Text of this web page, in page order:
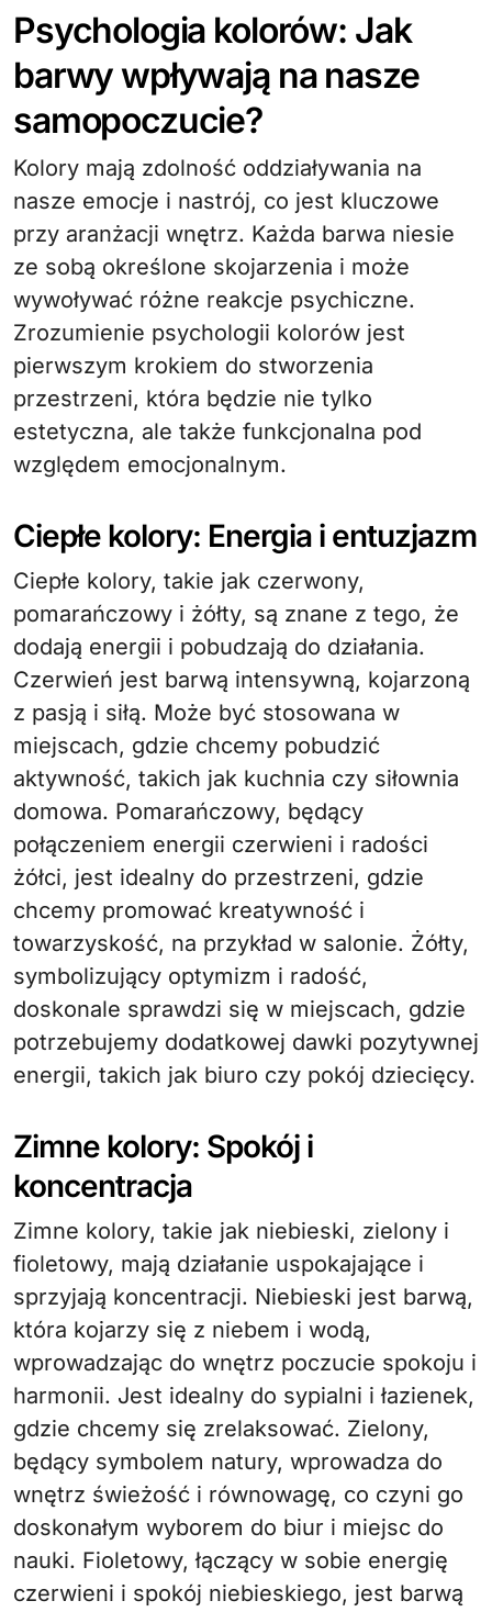
Psychologia kolorów: Jak
barwy wpływają na nasze
samopoczucie?
Kolory mają zdolność oddziaływania na
nasze emocje i nastrój, co jest kluczowe
przy aranżacji wnętrz. Każda barwa niesie
ze sobą określone skojarzenia i może
wywoływać różne reakcje psychiczne.
Zrozumienie psychologii kolorów jest
pierwszym krokiem do stworzenia
przestrzeni, która będzie nie tylko
estetyczna, ale także funkcjonalna pod
względem emocjonalnym.
Ciepłe kolory: Energia i entuzjazm
Ciepłe kolory, takie jak czerwony,
pomarańczowy i żółty, są znane z tego, że
dodają energii i pobudzają do działania.
Czerwień jest barwą intensywną, kojarzoną
z pasją i siłą. Może być stosowana w
miejscach, gdzie chcemy pobudzić
aktywność, takich jak kuchnia czy siłownia
domowa. Pomarańczowy, będący
połączeniem energii czerwieni i radości
żółci, jest idealny do przestrzeni, gdzie
chcemy promować kreatywność i
towarzyskość, na przykład w salonie. Żółty,
symbolizujący optymizm i radość,
doskonale sprawdzi się w miejscach, gdzie
potrzebujemy dodatkowej dawki pozytywnej
energii, takich jak biuro czy pokój dziecięcy.
Zimne kolory: Spokój i
koncentracja
Zimne kolory, takie jak niebieski, zielony i
fioletowy, mają działanie uspokajające i
sprzyjają koncentracji. Niebieski jest barwą,
która kojarzy się z niebem i wodą,
wprowadzając do wnętrz poczucie spokoju i
harmonii. Jest idealny do sypialni i łazienek,
gdzie chcemy się zrelaksować. Zielony,
będący symbolem natury, wprowadza do
wnętrz świeżość i równowagę, co czyni go
doskonałym wyborem do biur i miejsc do
nauki. Fioletowy, łączący w sobie energię
czerwieni i spokój niebieskiego, jest barwą